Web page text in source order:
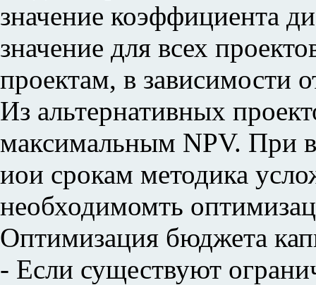
значение коэффициента
значение для всех
проектам, в зависимости
Из альтернативных
максимальным NPV. При
иои срокам методика
необходимомть
Оптимизация бюджета
- Если существуют